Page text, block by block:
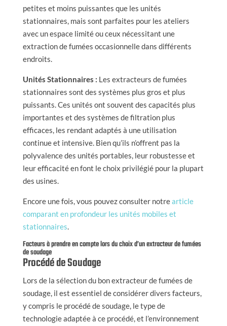
petites et moins puissantes que les unités
stationnaires, mais sont parfaites pour les ateliers
avec un espace limité ou ceux nécessitant une
extraction de fumées occasionnelle dans différents
endroits.
Unités Stationnaires : Les extracteurs de fumées
stationnaires sont des systèmes plus gros et plus
puissants. Ces unités ont souvent des capacités plus
importantes et des systèmes de filtration plus
efficaces, les rendant adaptés à une utilisation
continue et intensive. Bien qu’ils n’offrent pas la
polyvalence des unités portables, leur robustesse et
leur efficacité en font le choix privilégié pour la plupart
des usines.
Encore une fois, vous pouvez consulter notrearticle
comparant en profondeur les unités mobiles et
stationnaires.
Facteurs à prendre en compte lors du choix d’un extracteur de fumées
de soudage
Procédé de Soudage
Lors de la sélection du bon extracteur de fumées de
soudage, il est essentiel de considérer divers facteurs,
y compris le procédé de soudage, le type de
technologie adaptée à ce procédé, et l’environnement